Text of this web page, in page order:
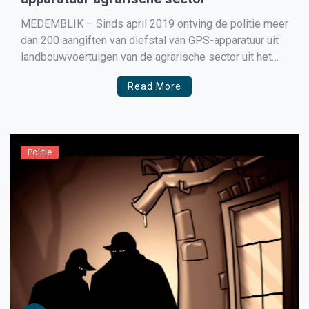
MEDEMBLIK – Sinds april 2019 ontving de politie meer
dan 200 aangiften van diefstal van GPS-apparatuur uit
landbouwvoertuigen van de agrarische sector uit het
hele land. De totale schade loopt al in de miljoenen
euro’s. Rondtrekkende bendes blijken hiervoor
Read More
Politie